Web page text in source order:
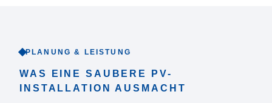
PLANUNG & LEISTUNG
WAS EINE SAUBERE PV-
INSTALLATION AUSMACHT